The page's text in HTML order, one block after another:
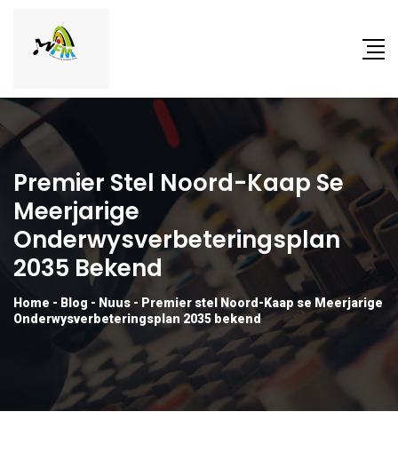
Premier Stel Noord-Kaap Se
Meerjarige
Onderwysverbeteringsplan
2035 Bekend
Home - Blog - Nuus - Premier stel Noord-Kaap se Meerjarige
Onderwysverbeteringsplan 2035 bekend